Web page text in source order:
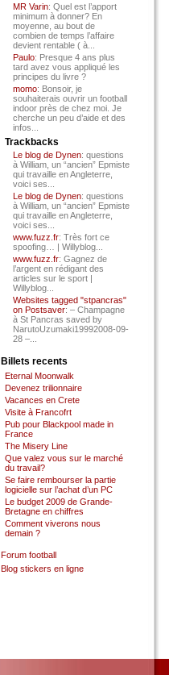
MR Varin: Quel est l’apport
minimum à donner? En
moyenne, au bout de
combien de temps l’affaire
devient rentable ( à...
Paulo: Presque 4 ans plus
tard avez vous appliqué les
principes du livre ?
momo: Bonsoir, je
souhaiterais ouvrir un football
indoor près de chez moi. Je
cherche un peu d’aide et des
infos...
Trackbacks
Le blog de Dynen: questions
à William, un “ancien” Epmiste
qui travaille en Angleterre,
voici ses...
Le blog de Dynen: questions
à William, un “ancien” Epmiste
qui travaille en Angleterre,
voici ses...
www.fuzz.fr: Très fort ce
spoofing… | Willyblog...
www.fuzz.fr: Gagnez de
l’argent en rédigant des
articles sur le sport |
Willyblog...
Websites tagged "stpancras"
on Postsaver: – Champagne
à St Pancras saved by
NarutoUzumaki19992008-09-
28 –...
Billets recents
Eternal Moonwalk
Devenez trilionnaire
Vacances en Crete
Visite à Francofrt
Pub pour Blackpool made in
France
The Misery Line
Que valez vous sur le marché
du travail?
Se faire rembourser la partie
logicielle sur l’achat d’un PC
Le budget 2009 de Grande-
Bretagne en chiffres
Comment viverons nous
demain ?
Forum football
Blog stickers en ligne